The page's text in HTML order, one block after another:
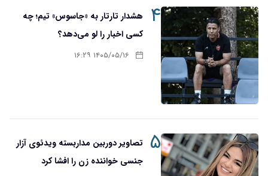
۴
هشدار تارتار به «جاسوس» تیم؛ چه
کسی اخبار را لو می‌دهد؟
۱۴۰۵/۰۵/۱۶ ۱۶:۲۹
۵
تصاویر دوربین مداربسته ویدئوی آزار
جنسی خواننده زن را افشا کرد